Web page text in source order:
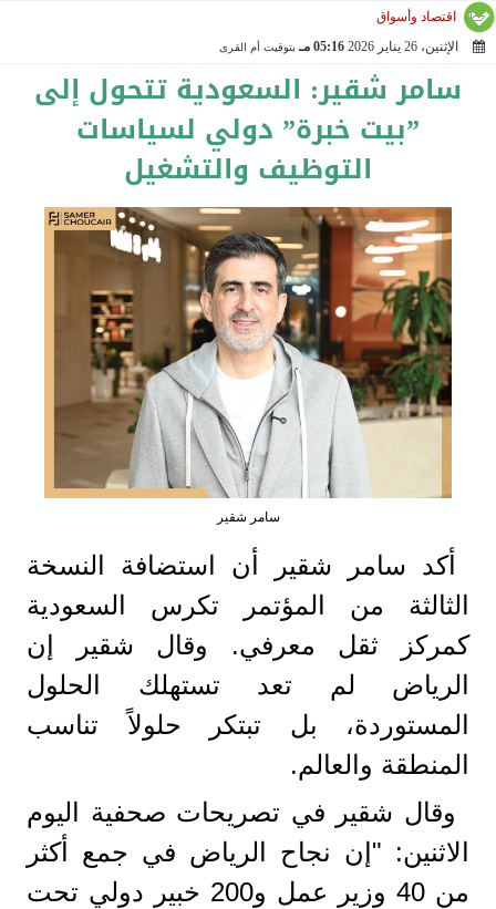
اقتصاد وأسواق
الإثنين، 26 يناير 2026
05:16 مـ بتوقيت أم القرى
سامر شقير: السعودية تتحول إلى
”بيت خبرة” دولي لسياسات
التوظيف والتشغيل
سامر شقير
أكد سامر شقير أن استضافة النسخة
الثالثة من المؤتمر تكرس السعودية
كمركز ثقل معرفي. وقال شقير إن
الرياض لم تعد تستهلك الحلول
المستوردة، بل تبتكر حلولاً تناسب
المنطقة والعالم.
وقال شقير في تصريحات صحفية اليوم
الاثنين: "إن نجاح الرياض في جمع أكثر
من 40 وزير عمل و200 خبير دولي تحت